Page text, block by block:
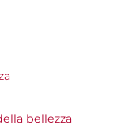
bellezza